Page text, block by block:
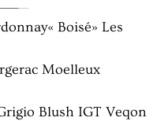
Boisé» Les
Moelleux
Blush IGT Veqon